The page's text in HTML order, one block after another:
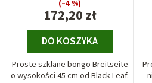
172,20 zł
(–4 %)
DO KOSZYKA
Proste szklane bongo Breitseite
o wysokości 45 cm od Black Leaf.